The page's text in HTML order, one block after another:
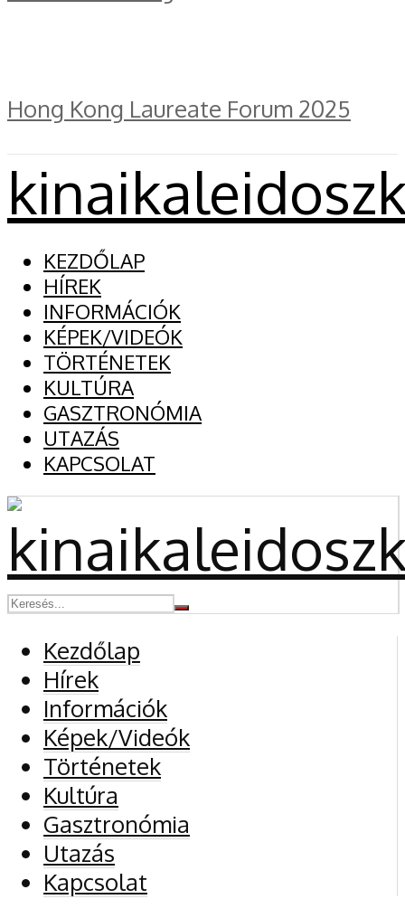
Hong Kong Laureate Forum 2025
KEZDŐLAP
HÍREK
INFORMÁCIÓK
KÉPEK/VIDEÓK
TÖRTÉNETEK
KULTÚRA
GASZTRONÓMIA
UTAZÁS
KAPCSOLAT
Kezdőlap
Hírek
Információk
Képek/Videók
Történetek
Kultúra
Gasztronómia
Utazás
Kapcsolat